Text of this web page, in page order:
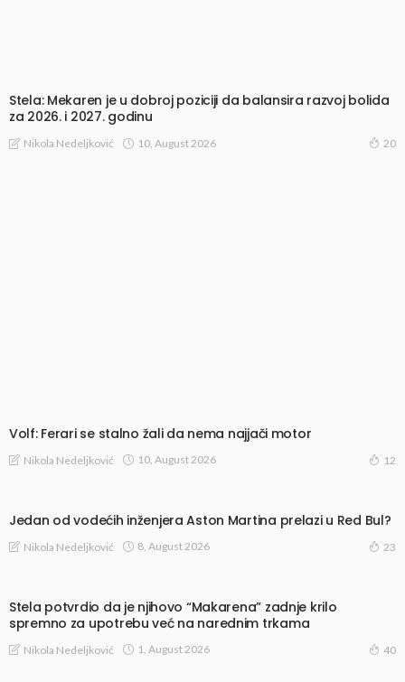
Stela: Mekaren je u dobroj poziciji da balansira razvoj bolida
za 2026. i 2027. godinu
Nikola Nedeljković 10, August 2026 20
Volf: Ferari se stalno žali da nema najjači motor
Nikola Nedeljković 10, August 2026 12
Jedan od vodećih inženjera Aston Martina prelazi u Red Bul?
Nikola Nedeljković 8, August 2026 23
Stela potvrdio da je njihovo “Makarena” zadnje krilo
spremno za upotrebu već na narednim trkama
Nikola Nedeljković 1, August 2026 40